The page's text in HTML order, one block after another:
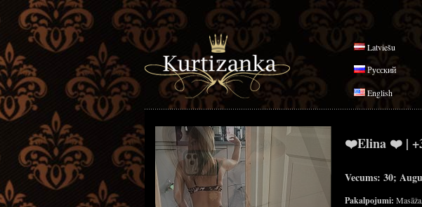
Latviešu
Русский
English
❤️Elina ❤️ |
Vecums: 30;
Pakalpojumi: